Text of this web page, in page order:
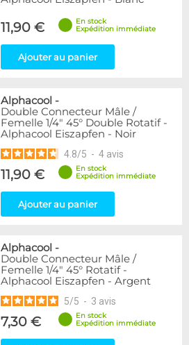
11,90 €
En stock
Expédition immédiate
Ajouter au panier
Alphacool -
Double Connecteur Mâle /
Femelle 1/4" 45° Double Rotatif -
Alphacool Eiszapfen - Noir
4.8/5 - 4 avis
11,90 €
En stock
Expédition immédiate
Ajouter au panier
Alphacool -
Double Connecteur Mâle /
Femelle 1/4" 45° Rotatif -
Alphacool Eiszapfen - Argent
5/5 - 3 avis
7,30 €
En stock
Expédition immédiate